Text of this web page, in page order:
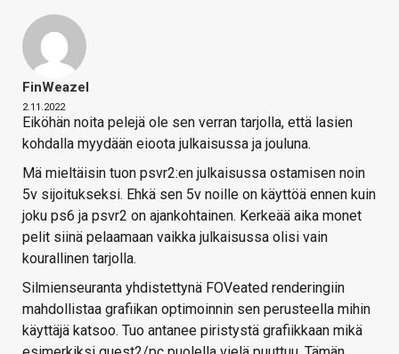
FinWeazel
2.11.2022
Eiköhän noita pelejä ole sen verran tarjolla, että lasien
kohdalla myydään eioota julkaisussa ja jouluna.
Mä mieltäisin tuon psvr2:en julkaisussa ostamisen noin
5v sijoitukseksi. Ehkä sen 5v noille on käyttöä ennen kuin
joku ps6 ja psvr2 on ajankohtainen. Kerkeää aika monet
pelit siinä pelaamaan vaikka julkaisussa olisi vain
kourallinen tarjolla.
Silmienseuranta yhdistettynä FOVeated renderingiin
mahdollistaa grafiikan optimoinnin sen perusteella mihin
käyttäjä katsoo. Tuo antanee piristystä grafiikkaan mikä